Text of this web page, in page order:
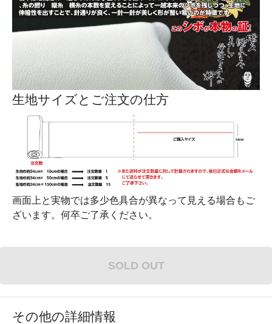
生地サイズとご注文の仕方
画面上と実物では多少色具合が異なって見える場合もご
ざいます。何卒ご了承ください。
SOLD OUT
その他の詳細情報